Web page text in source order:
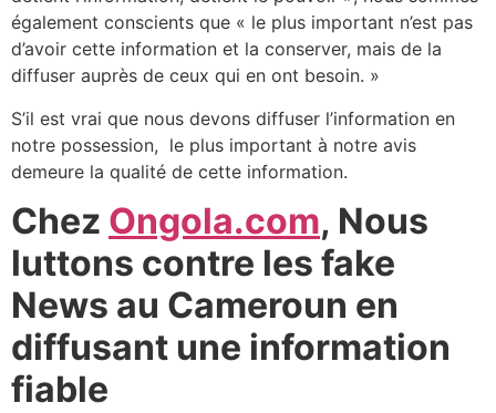
également conscients que « le plus important n’est pas
d’avoir cette information et la conserver, mais de la
diffuser auprès de ceux qui en ont besoin. »
S’il est vrai que nous devons diffuser l’information en
notre possession, le plus important à notre avis
demeure la qualité de cette information.
Chez Ongola.com, Nous
luttons contre les fake
News au Cameroun en
diffusant une information
fiable